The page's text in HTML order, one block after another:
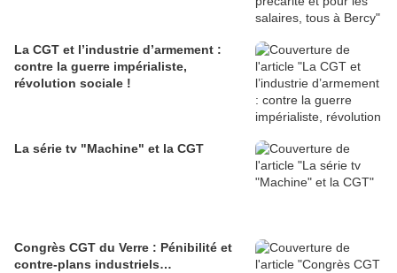
La CGT et l’industrie d’armement :
contre la guerre impérialiste,
révolution sociale !
La série tv "Machine" et la CGT
Congrès CGT du Verre : Pénibilité et
contre-plans industriels…